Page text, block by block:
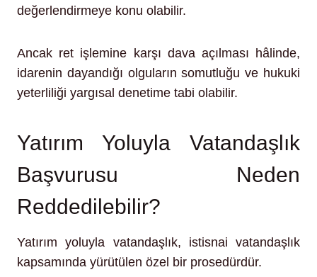
değerlendirmeye konu olabilir.
Ancak ret işlemine karşı dava açılması hâlinde,
idarenin dayandığı olguların somutluğu ve hukuki
yeterliliği yargısal denetime tabi olabilir.
Yatırım Yoluyla Vatandaşlık
Başvurusu Neden
Reddedilebilir?
Yatırım yoluyla vatandaşlık, istisnai vatandaşlık
kapsamında yürütülen özel bir prosedürdür.